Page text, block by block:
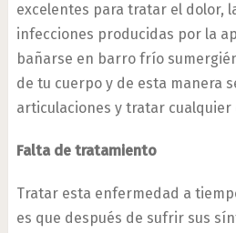
excelentes para tratar el dolor,
infecciones producidas por la
bañarse en barro frío
de tu cuerpo y de esta manera
articulaciones y tratar
Falta de tratamiento
Tratar esta enfermedad a
es que después de sufrir sus